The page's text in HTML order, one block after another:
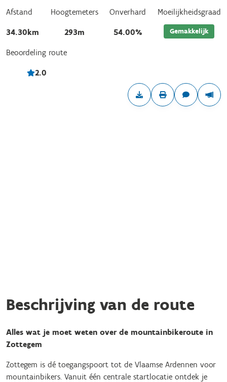
Afstand
34.30km
Hoogtemeters
293m
Onverhard
54.00%
Moeilijkheidsgraad
Gemakkelijk
Beoordeling route
2.0
Beschrijving van de route
Alles wat je moet weten over de mountainbikeroute in
Zottegem
Zottegem is dé toegangspoort tot de Vlaamse Ardennen voor
mountainbikers. Vanuit één centrale startlocatie ontdek je